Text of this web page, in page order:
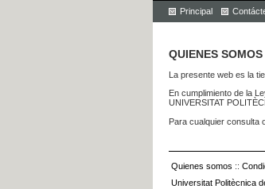
Principal
QUIENES SOMOS
La presente web es la
En cumplimiento de la
UNIVERSITAT
Para cualquier consulta
Quienes somos ::
Universitat Politècnica